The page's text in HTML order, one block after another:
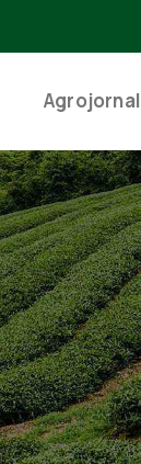
Agrojornal